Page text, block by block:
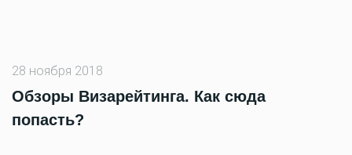
28 ноября 2018
Обзоры Визарейтинга. Как сюда
попасть?